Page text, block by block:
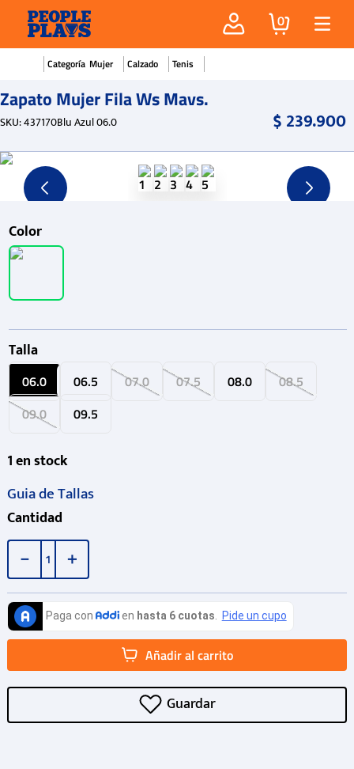
0
Mujer Calzado Tenis
Zapato Mujer Fila Ws Mavs.
SKU:437170Blu Azul 06.0 $239.900
Color
Talla
06.0 06.5 07.0 07.5 08.0
08.5
09.0
09.5
1en stock
Guia de Tallas
Cantidad
＋
－
Añadir al carrito